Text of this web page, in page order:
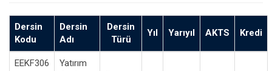
Dersin
Kodu
Dersin
Adı
Dersin
Türü
Yıl Yarıyıl AKTS Kredi
EEKF306
Yatırım